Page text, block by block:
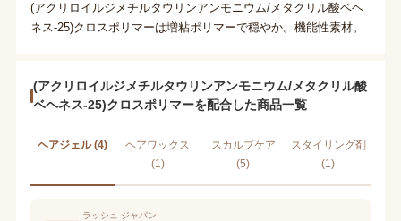
(アクリロイルジメチルタウリンアンモニウム/メタクリル酸ベヘ
ネス-25)クロスポリマーは増粘ポリマーで穏やか。機能性素材。
(アクリロイルジメチルタウリンアンモニウム/メタクリル酸
ベヘネス-25)クロスポリマーを配合した商品一覧
ヘアジェル (4)
ヘアワックス
(1)
スカルプケア
(5)
スタイリング剤
(1)
ラッシュ ジャパン